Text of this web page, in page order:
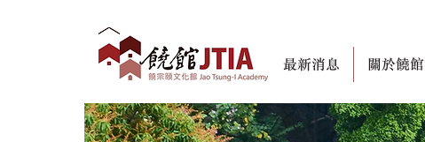
最新消息 關於饒館